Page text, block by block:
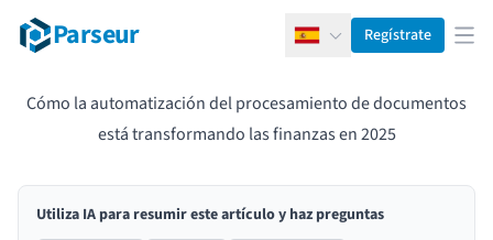
Parseur EspañolRegístrate
Cómo la automatización del procesamiento de documentos
está transformando las finanzas en 2025
Utiliza IA para resumir este artículo y haz preguntas